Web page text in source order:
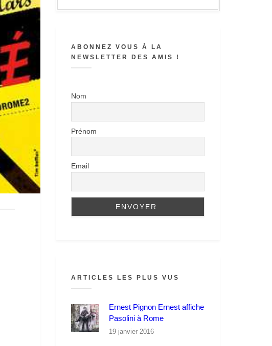
ABONNEZ VOUS À LA
NEWSLETTER DES AMIS !
Nom
Prénom
Email
ARTICLES LES PLUS VUS
Ernest Pignon Ernest affiche
Pasolini à Rome
19 janvier 2016